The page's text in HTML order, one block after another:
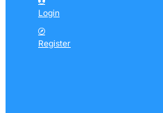
Login
Register